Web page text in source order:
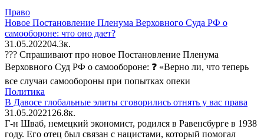
Право
Новое Постановление Пленума Верховного Суда РФ о
самообороне: что оно дает?
31.05.202204.3к.
??‍? Спрашивают про новое Постановление Пленума
Верховного Суд РФ о самообороне: ❓ «Верно ли, что теперь
все случаи самообороны при попытках опеки
Политика
В Давосе глобальные элиты сговорились отнять у вас права
31.05.2022126.8к.
Г-н Шваб, немецкий экономист, родился в Равенсбурге в 1938
году. Его отец был связан с нацистами, который помогал